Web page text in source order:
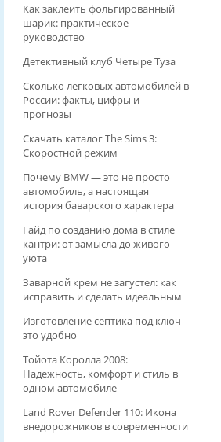
Как заклеить фольгированный
шарик: практическое
руководство
Детективный клуб Четыре Туза
Сколько легковых автомобилей в
России: факты, цифры и
прогнозы
Скачать каталог The Sims 3:
Скоростной режим
Почему BMW — это не просто
автомобиль, а настоящая
история баварского характера
Гайд по созданию дома в стиле
кантри: от замысла до живого
уюта
Заварной крем не загустел: как
исправить и сделать идеальным
Изготовление септика под ключ –
это удобно
Тойота Королла 2008:
Надежность, комфорт и стиль в
одном автомобиле
Land Rover Defender 110: Икона
внедорожников в современности